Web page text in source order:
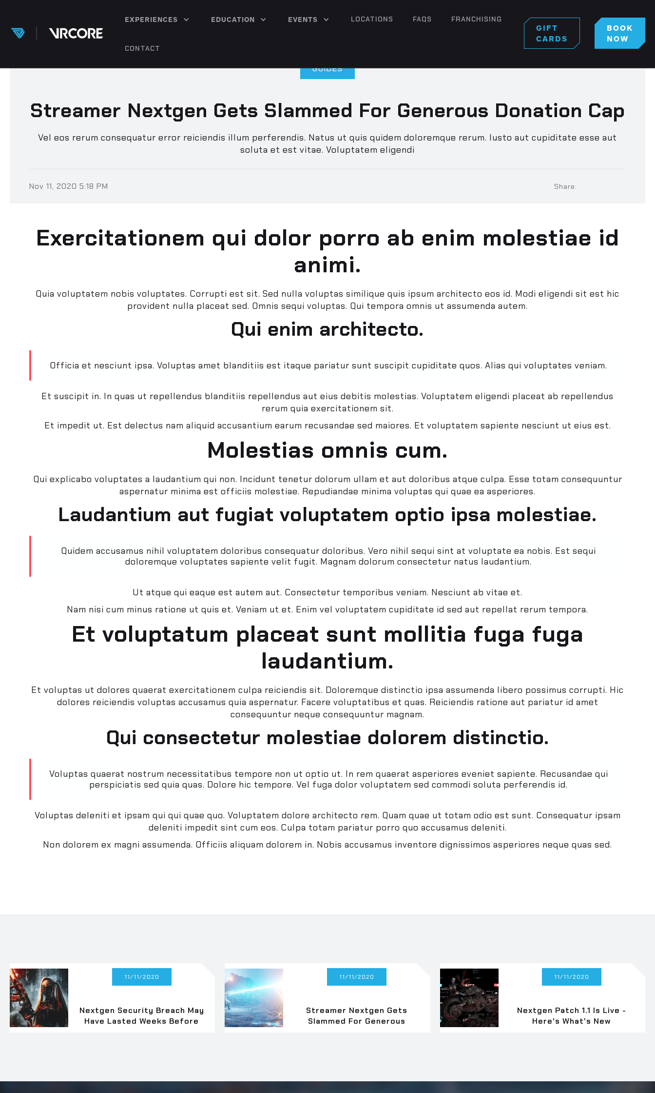
EXPERIENCES EDUCATION EVENTS LOCATIONS FAQS FRANCHISING
CONTACT
GIFT
CARDS
BOOK
NOW
GUIDES
Streamer Nextgen Gets Slammed For Generous Donation Cap
Vel eos rerum consequatur error reiciendis illum perferendis. Natus ut quis quidem doloremque rerum. Iusto aut cupiditate esse aut
soluta et est vitae. Voluptatem eligendi
Nov 11, 2020 5:18 PM Share:
Exercitationem qui dolor porro ab enim molestiae id
animi.
Quia voluptatem nobis voluptates. Corrupti est sit. Sed nulla voluptas similique quis ipsum architecto eos id. Modi eligendi sit est hic
provident nulla placeat sed. Omnis sequi voluptas. Qui tempora omnis ut assumenda autem.
Qui enim architecto.
Officia et nesciunt ipsa. Voluptas amet blanditiis est itaque pariatur sunt suscipit cupiditate quos. Alias qui voluptates veniam.
Et suscipit in. In quas ut repellendus blanditiis repellendus aut eius debitis molestias. Voluptatem eligendi placeat ab repellendus
rerum quia exercitationem sit.
Et impedit ut. Est delectus nam aliquid accusantium earum recusandae sed maiores. Et voluptatem sapiente nesciunt ut eius est.
Molestias omnis cum.
Qui explicabo voluptates a laudantium qui non. Incidunt tenetur dolorum ullam et aut doloribus atque culpa. Esse totam consequuntur
aspernatur minima est officiis molestiae. Repudiandae minima voluptas qui quae ea asperiores.
Laudantium aut fugiat voluptatem optio ipsa molestiae.
Quidem accusamus nihil voluptatem doloribus consequatur doloribus. Vero nihil sequi sint at voluptate ea nobis. Est sequi
doloremque voluptates sapiente velit fugit. Magnam dolorum consectetur natus laudantium.
Ut atque qui eaque est autem aut. Consectetur temporibus veniam. Nesciunt ab vitae et.
Nam nisi cum minus ratione ut quis et. Veniam ut et. Enim vel voluptatem cupiditate id sed aut repellat rerum tempora.
Et voluptatum placeat sunt mollitia fuga fuga
laudantium.
Et voluptas ut dolores quaerat exercitationem culpa reiciendis sit. Doloremque distinctio ipsa assumenda libero possimus corrupti. Hic
dolores reiciendis voluptas accusamus quia aspernatur. Facere voluptatibus et quas. Reiciendis ratione aut pariatur id amet
consequuntur neque consequuntur magnam.
Qui consectetur molestiae dolorem distinctio.
Voluptas quaerat nostrum necessitatibus tempore non ut optio ut. In rem quaerat asperiores eveniet sapiente. Recusandae qui
perspiciatis sed quia quas. Dolore hic tempore. Vel fuga dolor voluptatem sed commodi soluta perferendis id.
Voluptas deleniti et ipsam qui qui quae quo. Voluptatem dolore architecto rem. Quam quae ut totam odio est sunt. Consequatur ipsam
deleniti impedit sint cum eos. Culpa totam pariatur porro quo accusamus deleniti.
Non dolorem ex magni assumenda. Officiis aliquam dolorem in. Nobis accusamus inventore dignissimos asperiores neque quas sed.
11/11/2020
Nextgen Security Breach May
Have Lasted Weeks Before
11/11/2020
Streamer Nextgen Gets
Slammed For Generous
11/11/2020
Nextgen Patch 1.1 Is Live -
Here's What's New